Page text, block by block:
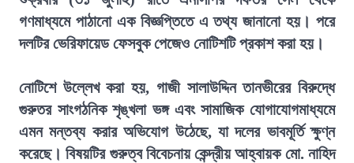
গণমাধ্যমে পাঠানো এক বিজ্ঞপ্তিতে এ তথ্য জানানো হয়। পরে
দলটির ভেরিফায়েড ফেসবুক পেজেও নোটিশটি প্রকাশ করা হয়।
নোটিশে উল্লেখ করা হয়, গাজী সালাউদ্দিন তানভীরের বিরুদ্ধে
গুরুতর সাংগঠনিক শৃঙ্খলা ভঙ্গ এবং সামাজিক যোগাযোগমাধ্যমে
এমন মন্তব্য করার অভিযোগ উঠেছে, যা দলের ভাবমূর্তি ক্ষুণ্ন
করেছে। বিষয়টির গুরুত্ব বিবেচনায় কেন্দ্রীয় আহ্বায়ক মো. নাহিদ